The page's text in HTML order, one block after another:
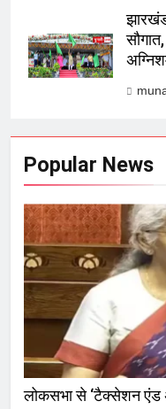
Popular News
लोकसभा से ‘टैक्सेशन एंड